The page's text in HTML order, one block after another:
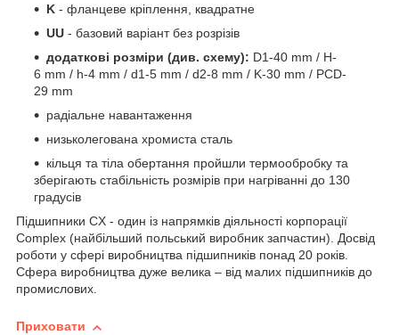
K - фланцеве кріплення, квадратне
UU - базовий варіант без розрізів
додаткові розміри (див. схему): D1-40 mm / H-
6 mm / h-4 mm / d1-5 mm / d2-8 mm / K-30 mm / PCD-
29 mm
радіальне навантаження
низьколегована хромиста сталь
кільця та тіла обертання пройшли термообробку та
зберігають стабільність розмірів при нагріванні до 130
градусів
Підшипники CX - один із напрямків діяльності корпорації
Complex (найбільший польський виробник запчастин). Досвід
роботи у сфері виробництва підшипників понад 20 років.
Сфера виробництва дуже велика – від малих підшипників до
промислових.
Приховати